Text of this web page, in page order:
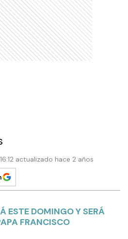
actualizado hace 2 años
ESTE DOMINGO Y SERÁ
FRANCISCO